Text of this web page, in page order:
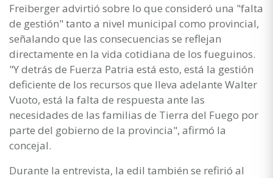
Freiberger advirtió sobre lo que consideró una "falta
de gestión" tanto a nivel municipal como provincial,
señalando que las consecuencias se reflejan
directamente en la vida cotidiana de los fueguinos.
"Y detrás de Fuerza Patria está esto, está la gestión
deficiente de los recursos que lleva adelante Walter
Vuoto, está la falta de respuesta ante las
necesidades de las familias de Tierra del Fuego por
parte del gobierno de la provincia", afirmó la
concejal.
Durante la entrevista, la edil también se refirió al